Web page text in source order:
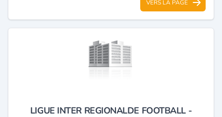
VERS LA PAGE
LIGUE INTER REGIONALDE FOOTBALL -